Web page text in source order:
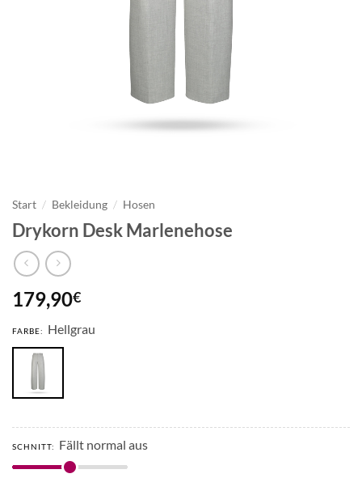
Start / Bekleidung / Hosen
Drykorn Desk Marlenehose
179,90€
FARBE: Hellgrau
SCHNITT: Fällt normal aus